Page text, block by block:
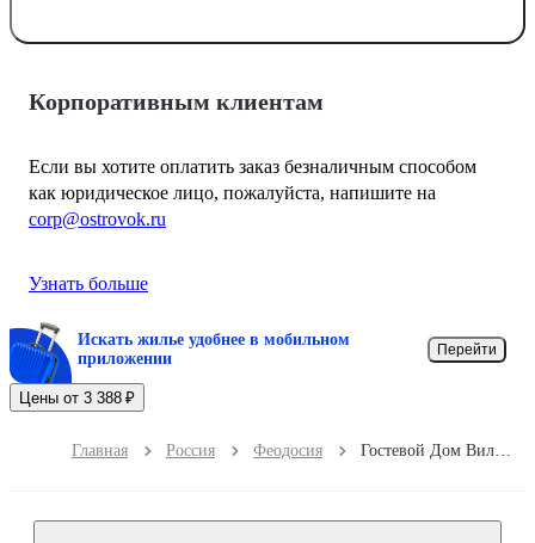
Корпоративным клиентам
Если вы хотите оплатить заказ безналичным способом
как юридическое лицо, пожалуйста, напишите на
corp@ostrovok.ru
Узнать больше
Искать жилье удобнее в мобильном
приложении
Перейти
Цены от 3 388 ₽
Главная Россия Феодосия Гостевой Дом Вилла Вита